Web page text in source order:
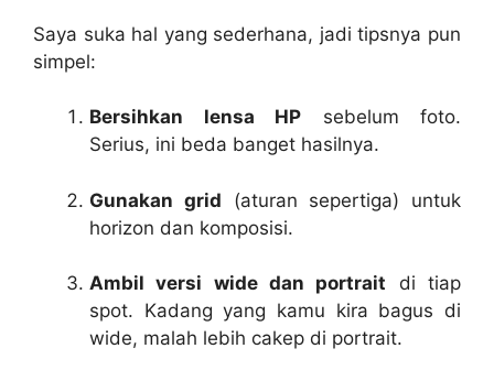
Saya suka hal yang sederhana, jadi tipsnya pun
simpel:
Bersihkan lensa HP sebelum foto.
Serius, ini beda banget hasilnya.
Gunakan grid (aturan sepertiga) untuk
horizon dan komposisi.
Ambil versi wide dan portrait di tiap
spot. Kadang yang kamu kira bagus di
wide, malah lebih cakep di portrait.